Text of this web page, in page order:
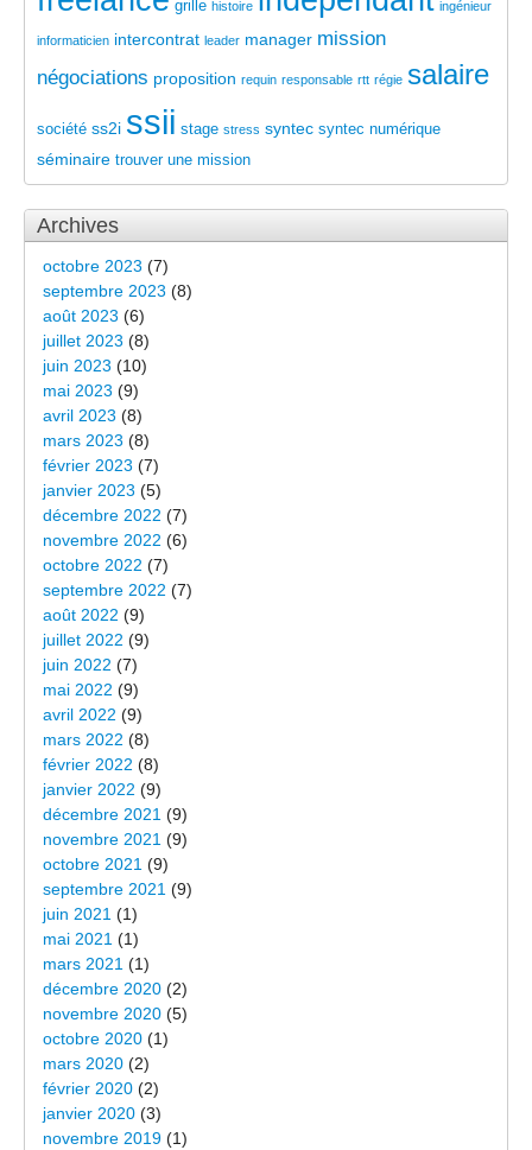
grille histoire ingénieur
informaticien intercontrat leader manager mission
négociations proposition requin responsable rtt régie salaire
société ss2i ssii stage stress syntec syntec numérique
séminaire trouver une mission
Archives
octobre 2023 (7)
septembre 2023 (8)
août 2023 (6)
juillet 2023 (8)
juin 2023 (10)
mai 2023 (9)
avril 2023 (8)
mars 2023 (8)
février 2023 (7)
janvier 2023 (5)
décembre 2022 (7)
novembre 2022 (6)
octobre 2022 (7)
septembre 2022 (7)
août 2022 (9)
juillet 2022 (9)
juin 2022 (7)
mai 2022 (9)
avril 2022 (9)
mars 2022 (8)
février 2022 (8)
janvier 2022 (9)
décembre 2021 (9)
novembre 2021 (9)
octobre 2021 (9)
septembre 2021 (9)
juin 2021 (1)
mai 2021 (1)
mars 2021 (1)
décembre 2020 (2)
novembre 2020 (5)
octobre 2020 (1)
mars 2020 (2)
février 2020 (2)
janvier 2020 (3)
novembre 2019 (1)